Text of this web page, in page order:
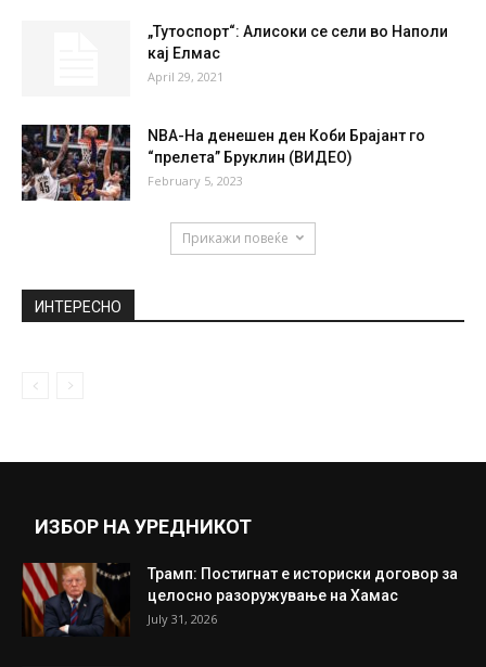
„Тутоспорт“: Алисоки се сели во Наполи
кај Елмас
April 29, 2021
NBA-На денешен ден Коби Брајант го
“прелета” Бруклин (ВИДЕО)
February 5, 2023
Прикажи повеќе
ИНТЕРЕСНО
ИЗБОР НА УРЕДНИКОТ
Трамп: Постигнат е историски договор за
целосно разоружување на Хамас
July 31, 2026